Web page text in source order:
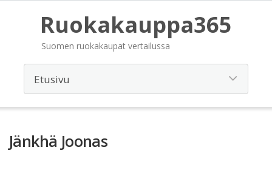
Ruokakauppa365
Suomen ruokakaupat vertailussa
Jänkhä Joonas